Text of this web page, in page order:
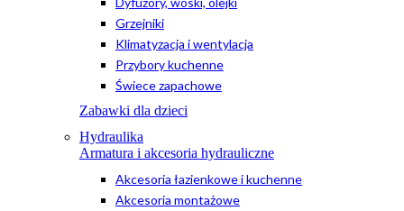
Grzejniki
Klimatyzacja i wentylacja
Przybory kuchenne
Świece zapachowe
Zabawki dla dzieci
Hydraulika
Armatura i akcesoria hydrauliczne
Akcesoria łazienkowe i kuchenne
Akcesoria montażowe